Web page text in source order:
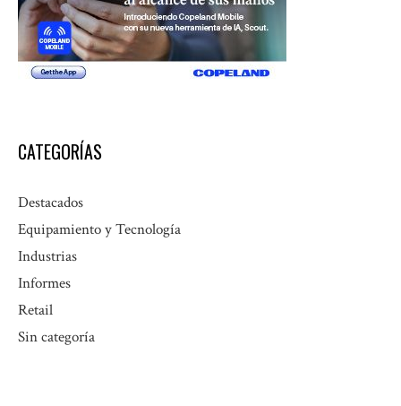
CATEGORÍAS
Destacados
Equipamiento y Tecnología
Industrias
Informes
Retail
Sin categoría